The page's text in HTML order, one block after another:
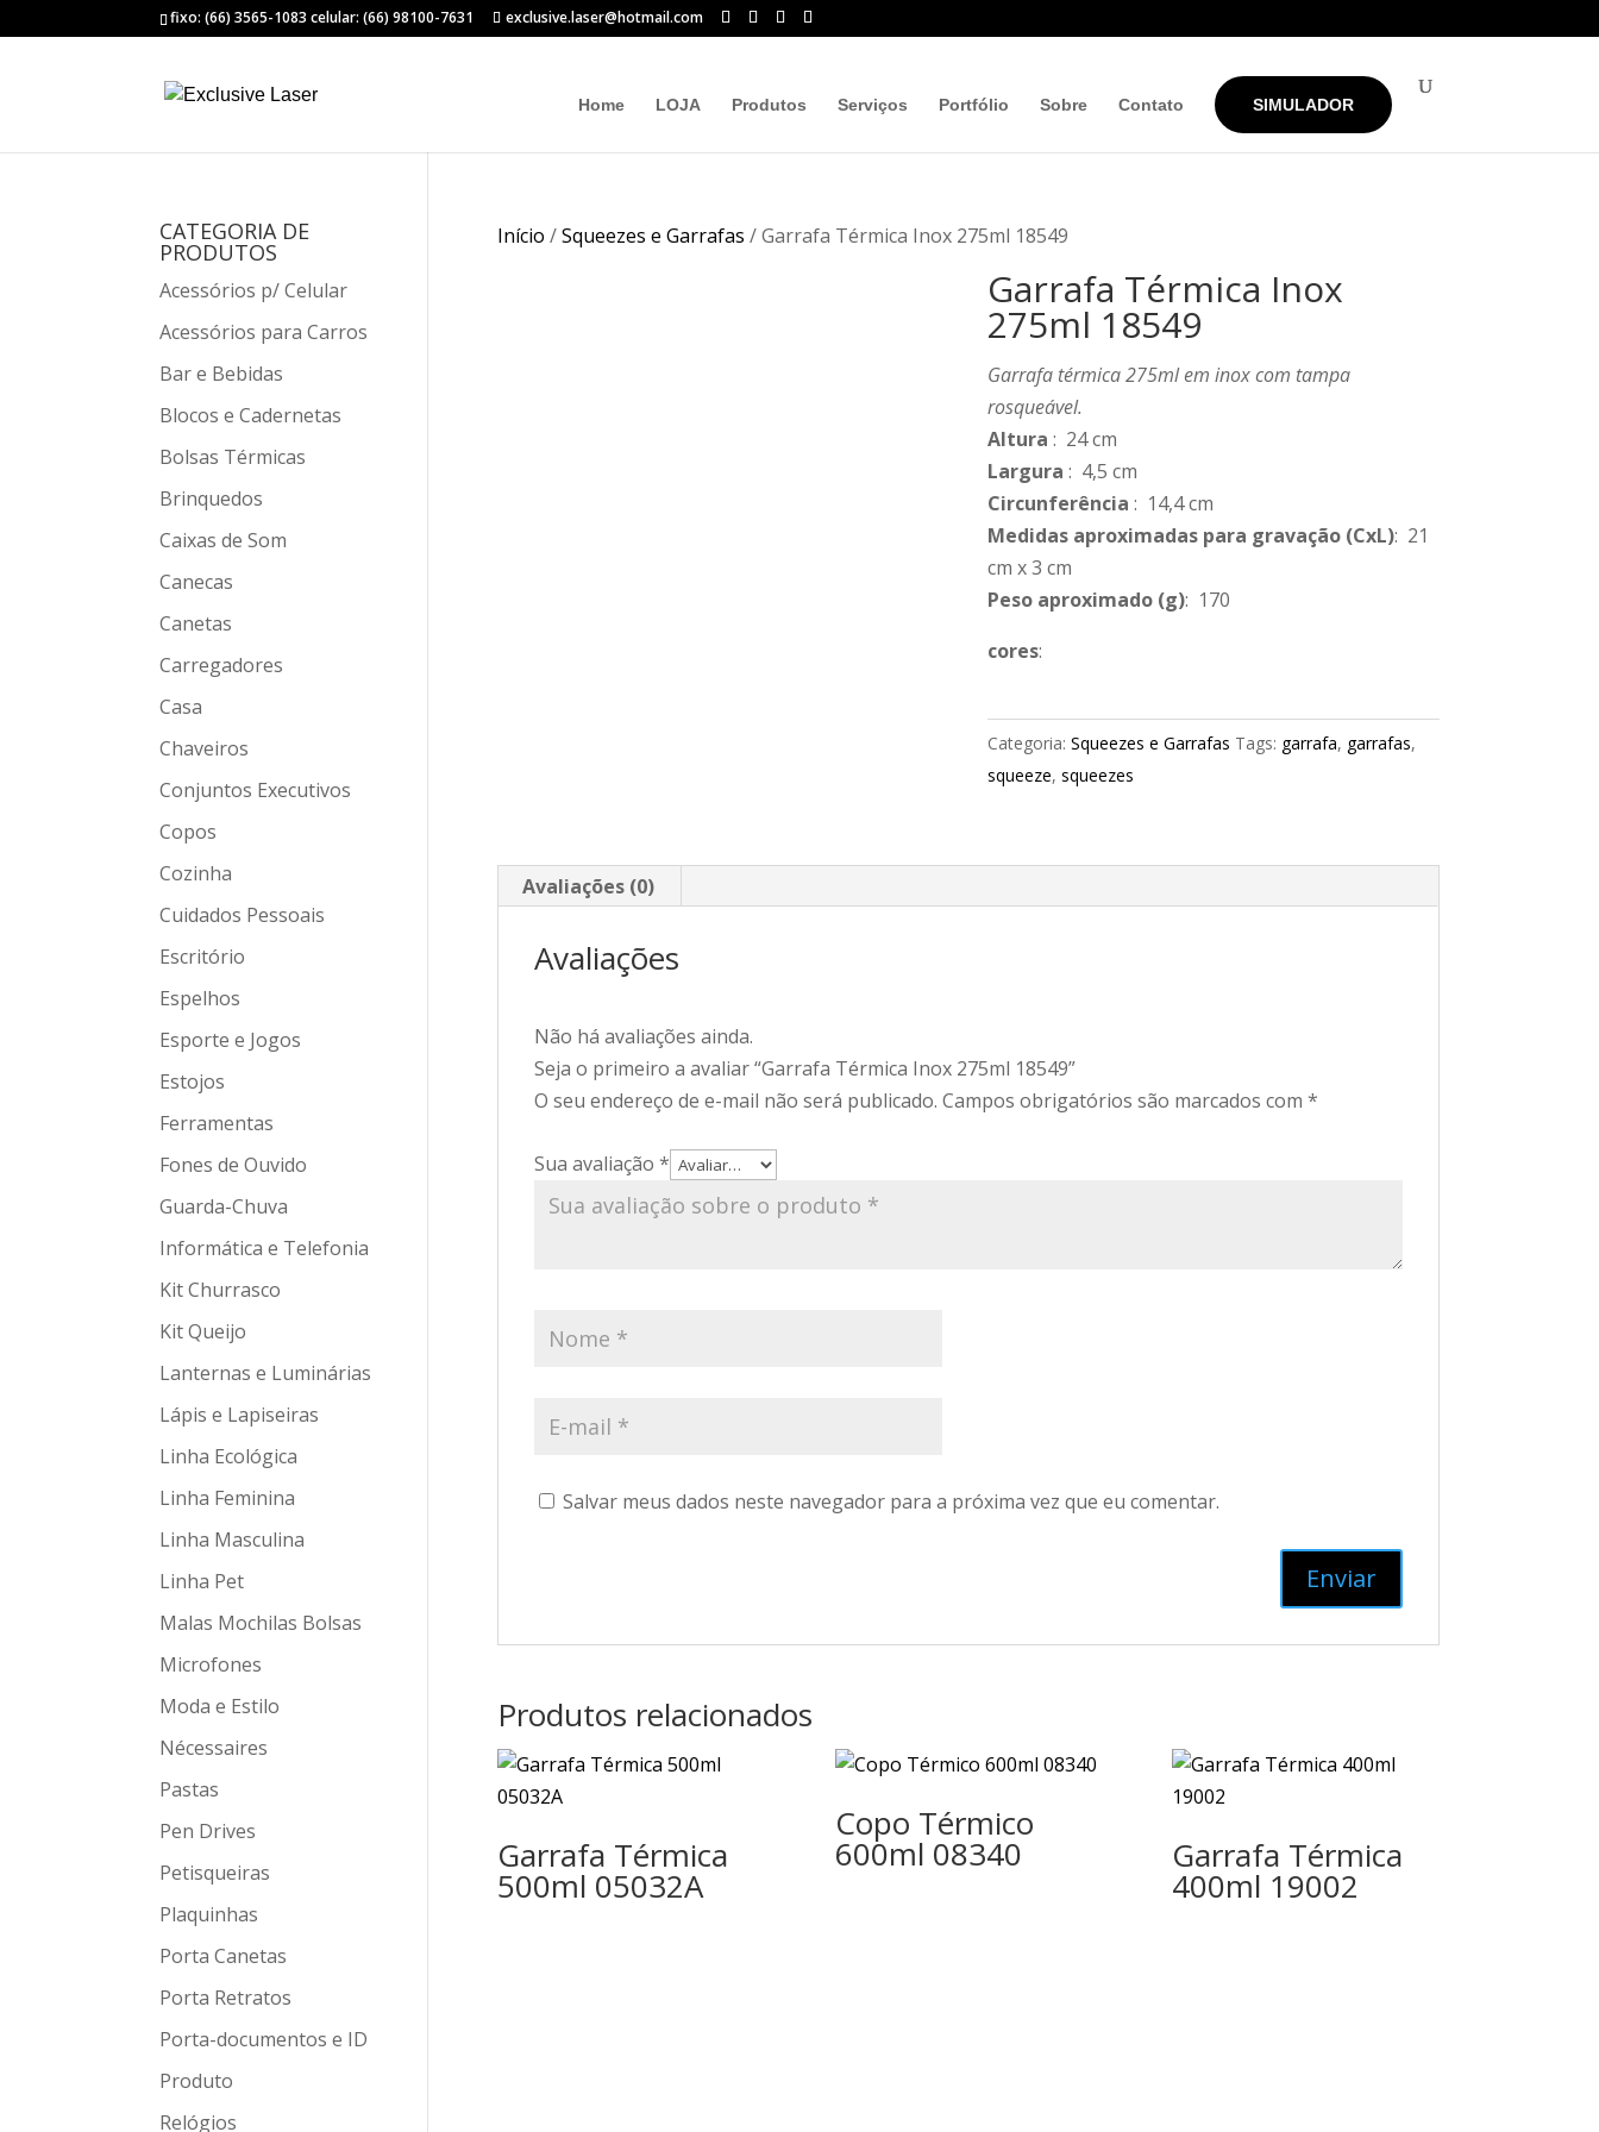
fixo: (66) 3565-1083 celular: (66) 98100-7631 exclusive.laser@hotmail.com
Home LOJA Produtos Serviços Portfólio Sobre Contato SIMULADOR
Início /Squeezes e Garrafas / Garrafa Térmica Inox 275ml 18549
Garrafa Térmica Inox
275ml 18549
Garrafa térmica 275ml em inox com tampa
rosqueável.
Altura : 24 cm
Largura : 4,5 cm
Circunferência : 14,4 cm
Medidas aproximadas para gravação(CxL): 21
cm x 3 cm
Peso aproximado(g): 170
cores:
Categoria: Squeezes e Garrafas Tags: garrafa, garrafas,
squeeze, squeezes
Avaliações (0)
Avaliações
Não há avaliações ainda.
Seja o primeiro a avaliar “Garrafa Térmica Inox 275ml 18549”
O seu endereço de e-mail não será publicado. Campos obrigatórios são marcados com *
Sua avaliação *
Salvar meus dados neste navegador para a próxima vez que eu comentar.
Produtos relacionados
Garrafa Térmica
500ml 05032A
Copo Térmico
600ml 08340 Garrafa Térmica
400ml 19002
CATEGORIA DE
PRODUTOS
Acessórios p/ Celular
Acessórios para Carros
Bar e Bebidas
Blocos e Cadernetas
Bolsas Térmicas
Brinquedos
Caixas de Som
Canecas
Canetas
Carregadores
Casa
Chaveiros
Conjuntos Executivos
Copos
Cozinha
Cuidados Pessoais
Escritório
Espelhos
Esporte e Jogos
Estojos
Ferramentas
Fones de Ouvido
Guarda-Chuva
Informática e Telefonia
Kit Churrasco
Kit Queijo
Lanternas e Luminárias
Lápis e Lapiseiras
Linha Ecológica
Linha Feminina
Linha Masculina
Linha Pet
Malas Mochilas Bolsas
Microfones
Moda e Estilo
Nécessaires
Pastas
Pen Drives
Petisqueiras
Plaquinhas
Porta Canetas
Porta Retratos
Porta-documentos e ID
Produto
Relógios